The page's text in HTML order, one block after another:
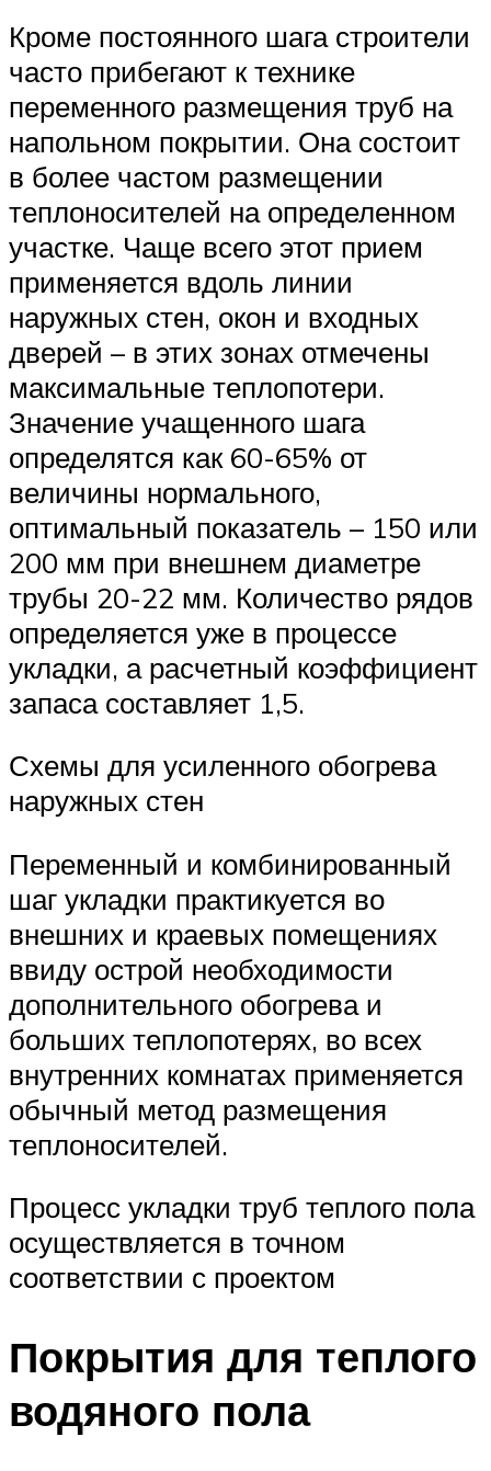
Кроме постоянного шага строители
часто прибегают к технике
переменного размещения труб на
напольном покрытии. Она состоит
в более частом размещении
теплоносителей на определенном
участке. Чаще всего этот прием
применяется вдоль линии
наружных стен, окон и входных
дверей – в этих зонах отмечены
максимальные теплопотери.
Значение учащенного шага
определятся как 60-65% от
величины нормального,
оптимальный показатель – 150 или
200 мм при внешнем диаметре
трубы 20-22 мм. Количество рядов
определяется уже в процессе
укладки, а расчетный коэффициент
запаса составляет 1,5.
Схемы для усиленного обогрева
наружных стен
Переменный и комбинированный
шаг укладки практикуется во
внешних и краевых помещениях
ввиду острой необходимости
дополнительного обогрева и
больших теплопотерях, во всех
внутренних комнатах применяется
обычный метод размещения
теплоносителей.
Процесс укладки труб теплого пола
осуществляется в точном
соответствии с проектом
Покрытия для теплого
водяного пола